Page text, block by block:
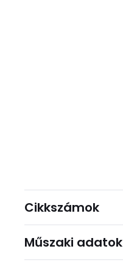
Cikkszámok
Műszaki adatok